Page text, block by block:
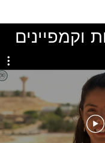
וקמפיינים